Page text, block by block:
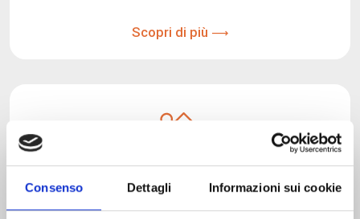
Consenso Dettagli Informazioni sui cookie
Scopri di più
Business Continuity